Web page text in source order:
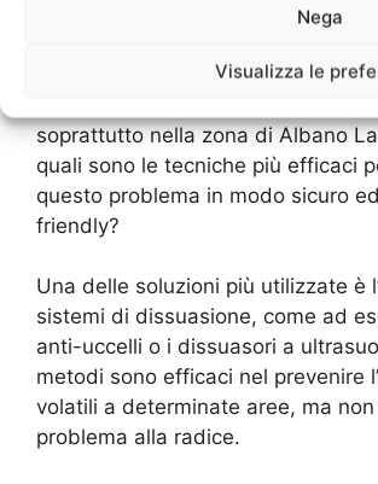
Nega
Visualizza le
molte persone, soprattutto quando
Per questo motivo,
soprattutto nella zona di Albano
quali sono le tecniche più efficaci
questo problema in modo sicuro
friendly?
Una delle soluzioni più utilizzate è
sistemi di dissuasione, come ad
anti-uccelli o i dissuasori a
metodi sono efficaci nel prevenire
volatili a determinate aree, ma
problema alla radice.